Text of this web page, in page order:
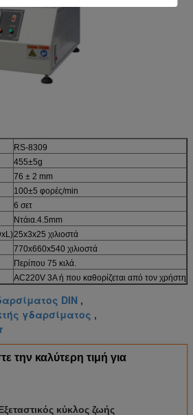
RS-8309
455±5g
76 ± 2 mm
100±5 φορές/min
6 σετ
Ντάια.4.5mm
25x3x25 χιλιοστά
770x660x540 χιλιοστά
Περίπου 75 κιλά.
AC220V 3A ή που καθορίζεται από τον χρήστη
DIN ,
γδαρσίματος ,
την καλύτερη τιμή για
κύκλος ζωής